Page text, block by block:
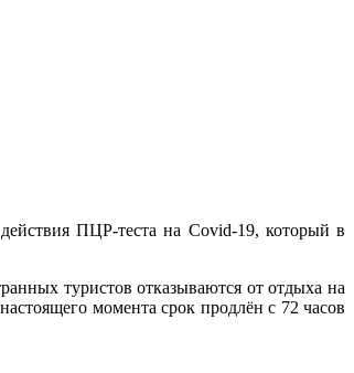
ПЦР-теста на Covid-19, который в
туристов отказываются от отдыха на
момента срок продлён с 72 часов